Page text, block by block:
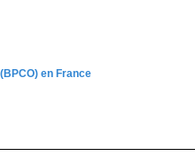
en France